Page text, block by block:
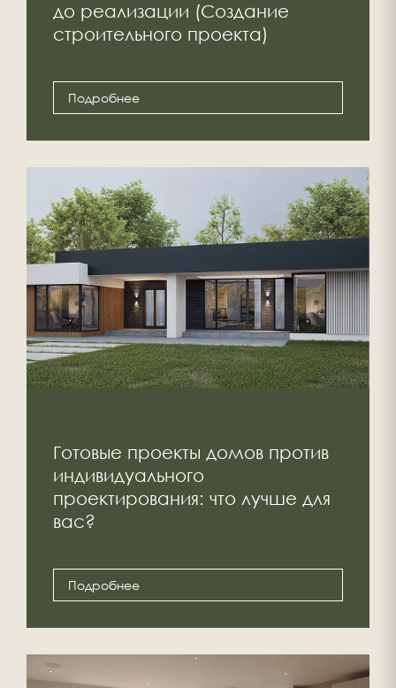
до реализации (Создание
строительного проекта)
Подробнее
Готовые проекты домов против
индивидуального
проектирования: что лучше для
вас?
Подробнее